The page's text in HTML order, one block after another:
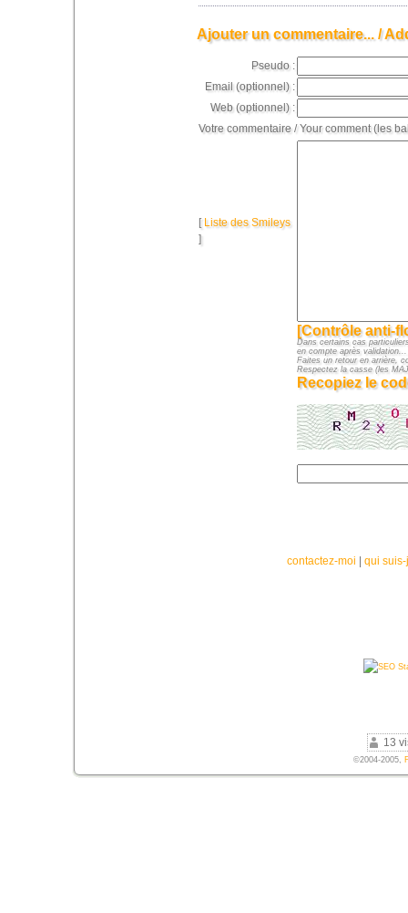
Ajouter un commentaire... /
Pseudo :
Email (optionnel) :
Web (optionnel) :
Votre commentaire / Your comment (les
[ Liste des Smileys
]
[Contrôle anti-
Dans certains cas
en compte après
Faites un retour en arrière,
Respectez la casse (les
Recopiez le
contactez-moi qui
13
©2004-2005,